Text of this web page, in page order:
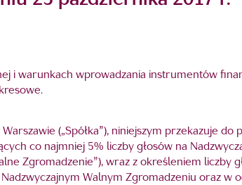
i warunkach wprowadzania instrumentów
(„Spółka”), niniejszym przekazuje do
co najmniej 5% liczby głosów na
Zgromadzenie”), wraz z określeniem liczby
Walnym Zgromadzeniu oraz w